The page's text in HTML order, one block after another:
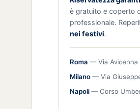
è gratuito e coperto
professionale.
nei festivi.
Roma — Via Avicenna
Milano — Via
Napoli — Corso